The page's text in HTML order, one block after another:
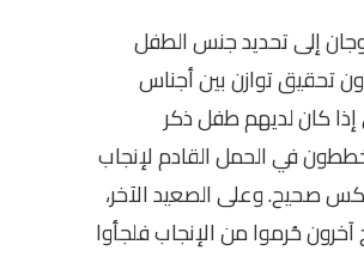
إلى تحديد جنس الطفل
تحقيق توازن بين أجناس
إذا كان لديهم طفل ذكر
في الحمل القادم لإنجاب
صحيح. وعلى الصعيد الآخر،
آخرون حُرموا من الإنجاب فلجأوا